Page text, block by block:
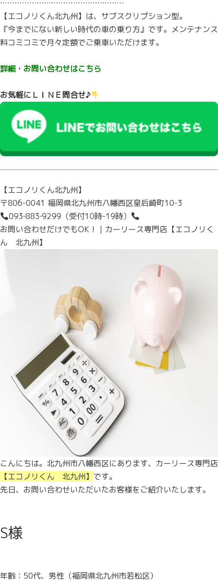
……………………………………………
【エコノリくん北九州】は、サブスクリプション型。
『今までにない新しい時代の車の乗り方』です。メンテナンス
料コミコミで月々定額でご乗車いただけます。
詳細・お問い合わせはこちら
お気軽にＬＩＮＥ問合せ♪
【エコノリくん北九州】
〒806-0041 福岡県北九州市八幡西区皇后崎町10-3
093‐883‐9299 （受付10時-19時）
お問い合わせだけでもOK！｜カーリース専門店【エコノリく
ん 北九州】
こんにちは。北九州市八幡西区にあります、カーリース専門店
【エコノリくん 北九州】 です。
先日、お問い合わせいただいたお客様をご紹介いたします。
S様
年齢：50代、男性（福岡県北九州市若松区）